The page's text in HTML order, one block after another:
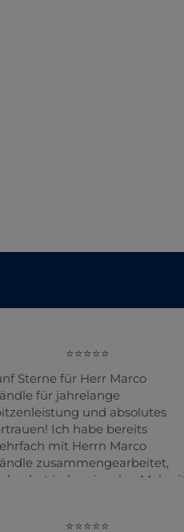
Sterne für Herr Marco
für jahrelange
und absolutes
Ich habe bereits
mit Herrn Marco
zusammengearbeitet,
er hat jedes einzelne Mal mit